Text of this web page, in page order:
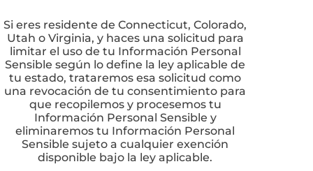
Si eres residente de Connecticut, Colorado,
Utah o Virginia, y haces una solicitud para
limitar el uso de tu Información Personal
Sensible según lo define la ley aplicable de
tu estado, trataremos esa solicitud como
una revocación de tu consentimiento para
que recopilemos y procesemos tu
Información Personal Sensible y
eliminaremos tu Información Personal
Sensible sujeto a cualquier exención
disponible bajo la ley aplicable.